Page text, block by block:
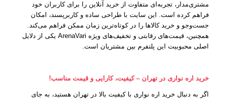
مشتری‌مدار، تجربه‌ای متفاوت از خرید آنلاین را برای کاربران خود
فراهم کرده است. این سایت با طراحی ساده و کاربرپسند، امکان
جست‌وجو و خرید کالاها را در کوتاه‌ترین زمان ممکن فراهم می‌کند.
همچنین، قیمت‌های رقابتی و تخفیف‌های ویژه ArenaVari یکی از دلایل
اصلی محبوبیت این پلتفرم بین مشتریان است.
خرید اره نواری در تهران – کیفیت، کارایی و قیمت مناسب!
اگر به دنبال خرید اره نواری با کیفیت بالا در تهران هستید، به جای